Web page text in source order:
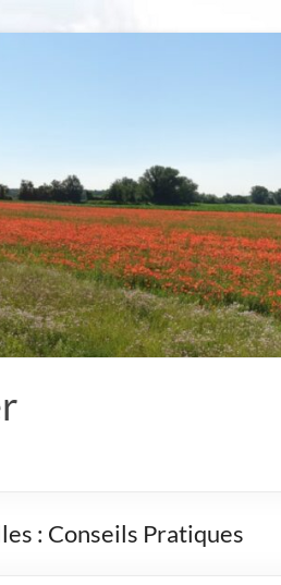
: Conseils Pratiques